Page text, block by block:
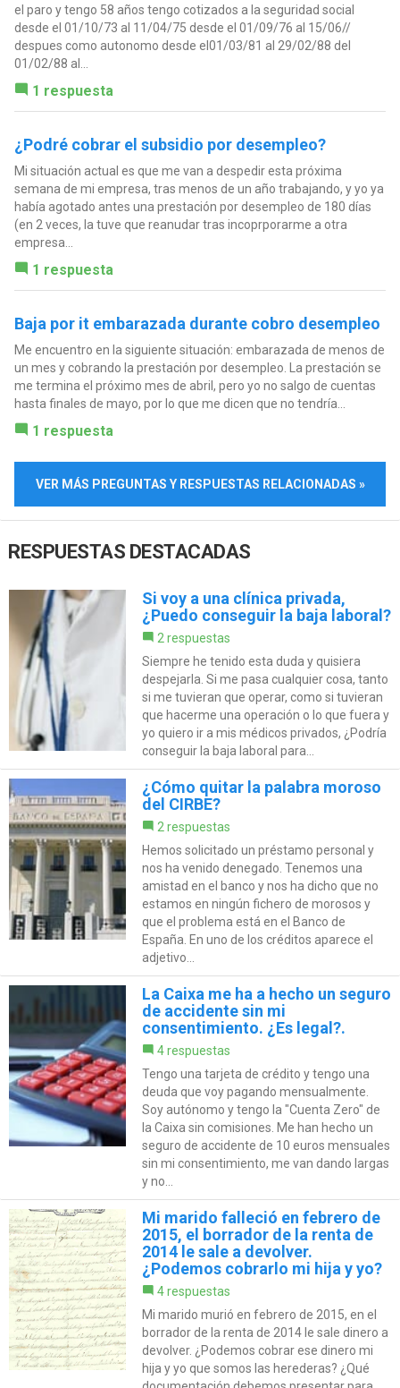
el paro y tengo 58 años tengo cotizados a la seguridad social
desde el 01/10/73 al 11/04/75 desde el 01/09/76 al 15/06//
despues como autonomo desde el01/03/81 al 29/02/88 del
01/02/88 al...
1 respuesta
¿Podré cobrar el subsidio por desempleo?
Mi situación actual es que me van a despedir esta próxima
semana de mi empresa, tras menos de un año trabajando, y yo ya
había agotado antes una prestación por desempleo de 180 días
(en 2 veces, la tuve que reanudar tras incoprporarme a otra
empresa...
1 respuesta
Baja por it embarazada durante cobro desempleo
Me encuentro en la siguiente situación: embarazada de menos de
un mes y cobrando la prestación por desempleo. La prestación se
me termina el próximo mes de abril, pero yo no salgo de cuentas
hasta finales de mayo, por lo que me dicen que no tendría...
1 respuesta
VER MÁS PREGUNTAS Y RESPUESTAS RELACIONADAS »
RESPUESTAS DESTACADAS
Si voy a una clínica privada,
¿Puedo conseguir la baja laboral?
2 respuestas
Siempre he tenido esta duda y quisiera
despejarla. Si me pasa cualquier cosa, tanto
si me tuvieran que operar, como si tuvieran
que hacerme una operación o lo que fuera y
yo quiero ir a mis médicos privados, ¿Podría
conseguir la baja laboral para...
¿Cómo quitar la palabra moroso
del CIRBE?
2 respuestas
Hemos solicitado un préstamo personal y
nos ha venido denegado. Tenemos una
amistad en el banco y nos ha dicho que no
estamos en ningún fichero de morosos y
que el problema está en el Banco de
España. En uno de los créditos aparece el
adjetivo...
La Caixa me ha a hecho un seguro
de accidente sin mi
consentimiento. ¿Es legal?.
4 respuestas
Tengo una tarjeta de crédito y tengo una
deuda que voy pagando mensualmente.
Soy autónomo y tengo la "Cuenta Zero" de
la Caixa sin comisiones. Me han hecho un
seguro de accidente de 10 euros mensuales
sin mi consentimiento, me van dando largas
y no...
Mi marido falleció en febrero de
2015, el borrador de la renta de
2014 le sale a devolver.
¿Podemos cobrarlo mi hija y yo?
4 respuestas
Mi marido murió en febrero de 2015, en el
borrador de la renta de 2014 le sale dinero a
devolver. ¿Podemos cobrar ese dinero mi
hija y yo que somos las herederas? ¿Qué